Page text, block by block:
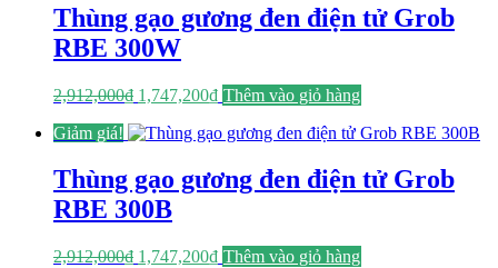
1,443,000₫.
Thùng gạo gương đen điện tử Grob
RBE 300W
2,912,000₫ Giá
là:
1,747,200₫Giá
tại
1,747,200₫.
Thêm vào giỏ hàng
Giảm giá!
Thùng gạo gương đen điện tử Grob
RBE 300B
2,912,000₫ Giá
1,747,200₫Giá
Thêm vào giỏ hàng